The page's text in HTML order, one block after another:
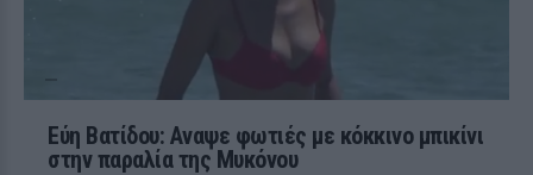
Εύη Βατίδου: Αναψε φωτιές με κόκκινο μπικίνι
στην παραλία της Μυκόνου